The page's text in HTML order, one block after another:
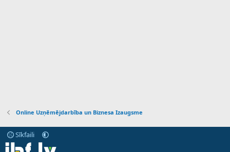
Online Uzņēmējdarbība un Biznesa Izaugsme
Sīkfaili